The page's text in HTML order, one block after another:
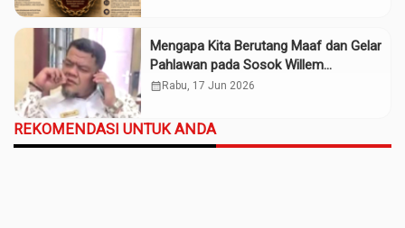
Mengapa Kita Berutang Maaf dan Gelar
Pahlawan pada Sosok Willem
Iskander?
calendar_monthRabu, 17 Jun 2026
REKOMENDASI UNTUK ANDA